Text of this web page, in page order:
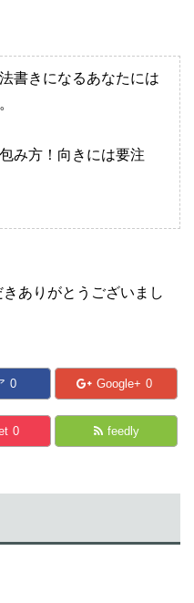
書きになるあなたには
み方！向きには要注
ありがとうございまし
0 Google+ 0
0 feedly